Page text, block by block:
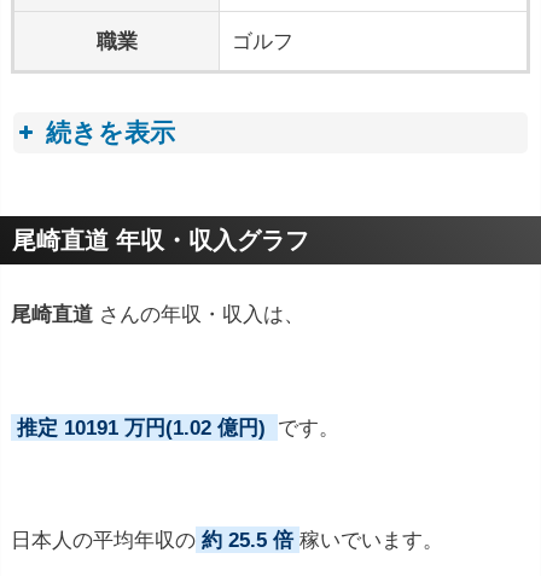
職業 ゴルフ
続きを表示
プロフィールトピック
尾崎直道 年収・収入グラフ
尾崎直道 さんの年収・収入は、
推定 10191 万円(1.02 億円) です。
日本人の平均年収の 約 25.5 倍 稼いでいます。